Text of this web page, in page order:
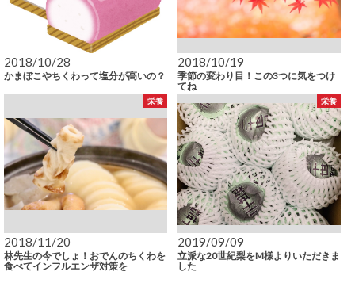
2018/10/28
かまぼこやちくわって塩分が高いの？
2018/10/19
季節の変わり目！この3つに気をつけ
てね
栄養
2018/11/20
林先生の今でしょ！おでんのちくわを
食べてインフルエンザ対策を
栄養
2019/09/09
立派な20世紀梨をM様よりいただきま
した